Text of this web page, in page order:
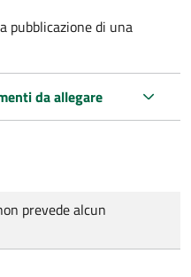
pubblicazione di una
da allegare
prevede alcun